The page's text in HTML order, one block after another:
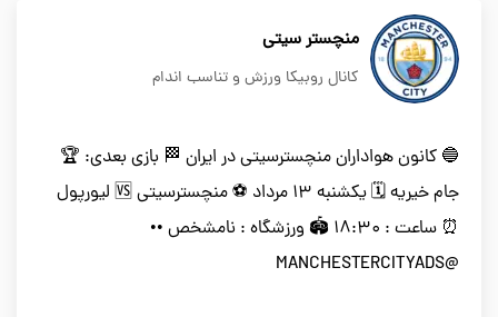
منچستر سیتی
کانال روبیکا ورزش و تناسب اندام
🔵 کانون هواداران منچسترسیتی در ایران 🏁 بازی بعدی: 🏆
جام خیریه 🗓 یکشنبه ۱۳ مرداد ⚽️ منچسترسیتی 🆚 لیورپول
⏰ ساعت : ۱۸:۳۰ 🏟 ورزشگاه : نامشخص ••
@MANCHESTERCITYADS